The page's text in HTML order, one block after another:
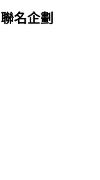
名企劃